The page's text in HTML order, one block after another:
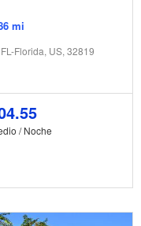
mi
Florida, US, 32819
/ Noche